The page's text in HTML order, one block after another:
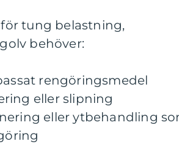
tung belastning,
behöver:
rengöringsmedel
eller slipning
eller ytbehandling